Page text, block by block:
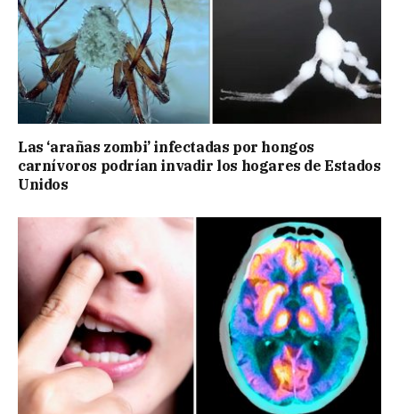
Las ‘arañas zombi’ infectadas por hongos
carnívoros podrían invadir los hogares de Estados
Unidos